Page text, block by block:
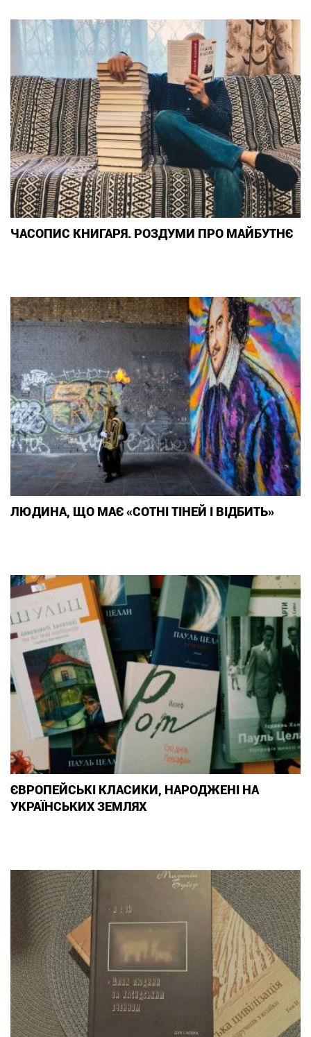
ЧАСОПИС КНИГАРЯ. РОЗДУМИ ПРО МАЙБУТНЄ
ЛЮДИНА, ЩО МАЄ «СОТНІ ТІНЕЙ І ВІДБИТЬ»
ЄВРОПЕЙСЬКІ КЛАСИКИ, НАРОДЖЕНІ НА
УКРАЇНСЬКИХ ЗЕМЛЯХ